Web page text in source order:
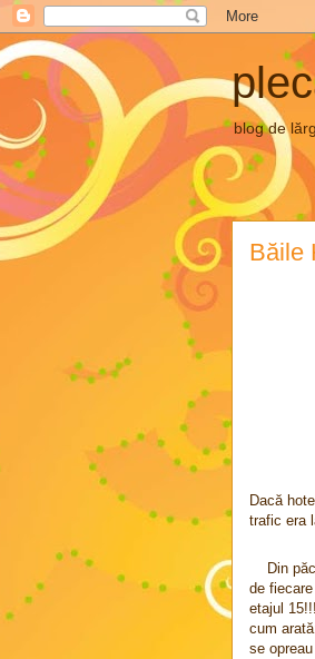
blog de
Băile
Dacă
trafic era
Din
de
etajul
cum
se